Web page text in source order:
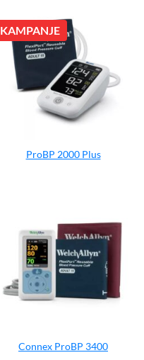
KAMPANJE
ProBP 2000 Plus
Connex ProBP 3400